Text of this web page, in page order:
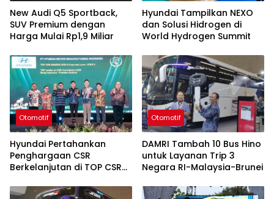
New Audi Q5 Sportback,
SUV Premium dengan
Harga Mulai Rp1,9 Miliar
Hyundai Tampilkan NEXO
dan Solusi Hidrogen di
World Hydrogen Summit
Otomotif
Hyundai Pertahankan
Penghargaan CSR
Berkelanjutan di TOP CSR
Otomotif
DAMRI Tambah 10 Bus Hino
untuk Layanan Trip 3
Negara RI-Malaysia-Brunei